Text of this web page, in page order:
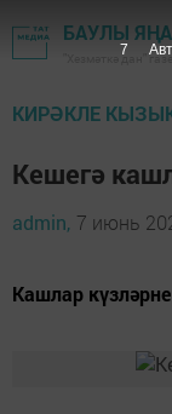
БАУЛЫ
"Хезмәткә дан"
КИРӘКЛЕ
Кешегә
admin, 7 июнь
Кашлар
7